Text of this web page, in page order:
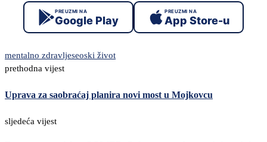
PREUZMI NA
Google Play
PREUZMI NA
App Store-u
mentalno zdravljeseoski život
prethodna vijest
Uprava za saobraćaj planira novi most u Mojkovcu
sljedeća vijest